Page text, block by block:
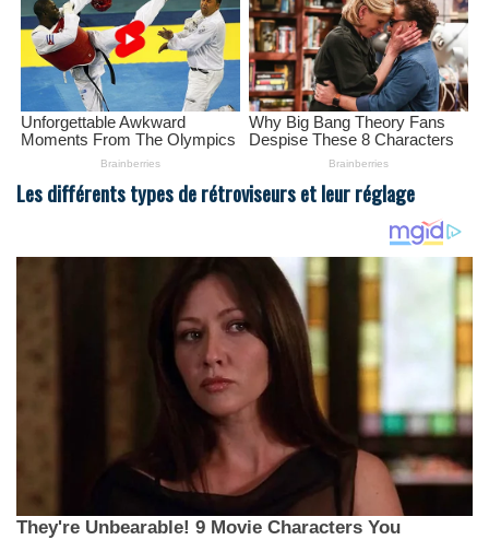
Les différents types de rétroviseurs et leur réglage